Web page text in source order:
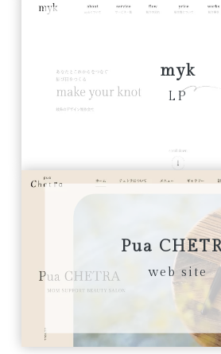
myk
LP
Pua
web site